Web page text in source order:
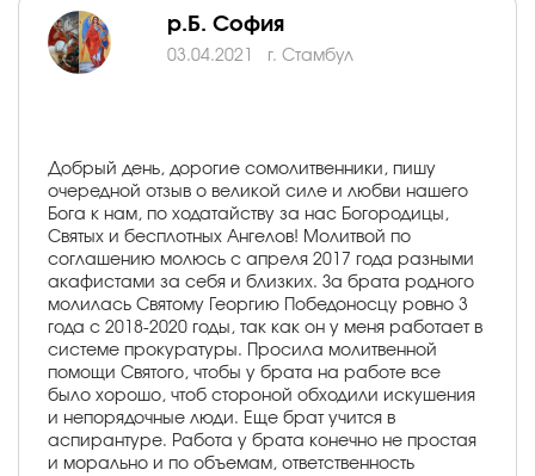
р.Б. София
03.04.2021 г. Стамбул
Добрый день, дорогие сомолитвенники, пишу
очередной отзыв о великой силе и любви нашего
Бога к нам, по ходатайству за нас Богородицы,
Святых и бесплотных Ангелов! Молитвой по
соглашению молюсь с апреля 2017 года разными
акафистами за себя и близких. За брата родного
молилась Святому Георгию Победоносцу ровно 3
года с 2018-2020 годы, так как он у меня работает в
системе прокуратуры. Просила молитвенной
помощи Святого, чтобы у брата на работе все
было хорошо, чтоб стороной обходили искушения
и непорядочные люди. Еще брат учится в
аспирантуре. Работа у брата конечно не простая
и морально и по объемам, ответственность